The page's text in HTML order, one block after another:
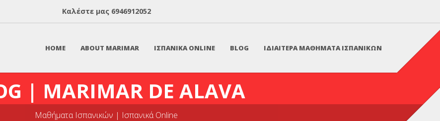
Καλέστε μας 6946912052
HOME ABOUT MARIMAR ΙΣΠΑΝΙΚΑ ONLINE BLOG ΙΔΙΑΙΤΕΡΑ ΜΑΘΗΜΑΤΑ ΙΣΠΑΝΙΚΩΝ
| MARIMAR DE ALAVA
Μαθήματα Ισπανικών | Ισπανικά Online